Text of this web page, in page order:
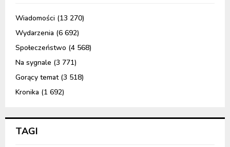
Wiadomości (13 270)
Wydarzenia (6 692)
Społeczeństwo (4 568)
Na sygnale (3 771)
Gorący temat(3 518)
Kronika (1 692)
TAGI